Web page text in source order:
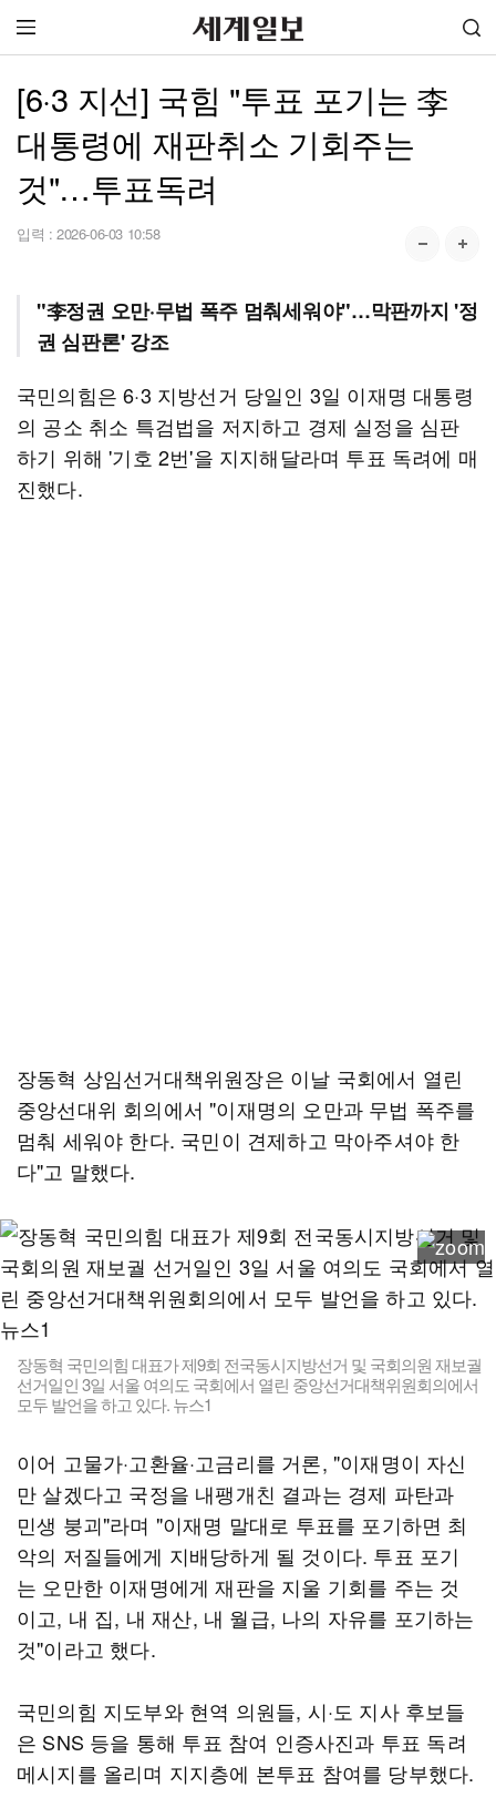
[6·3 지선] 국힘 "투표 포기는 李
대통령에 재판취소 기회주는
것"…투표독려
입력 : 2026-06-03 10:58
"李정권 오만·무법 폭주 멈춰세워야"…막판까지 '정
권 심판론' 강조
국민의힘은 6·3 지방선거 당일인 3일 이재명 대통령
의 공소 취소 특검법을 저지하고 경제 실정을 심판
하기 위해 '기호 2번'을 지지해달라며 투표 독려에 매
진했다.
장동혁 상임선거대책위원장은 이날 국회에서 열린
중앙선대위 회의에서 "이재명의 오만과 무법 폭주를
멈춰 세워야 한다. 국민이 견제하고 막아주셔야 한
다"고 말했다.
장동혁 국민의힘 대표가 제9회 전국동시지방선거 및 국회의원 재보궐
선거일인 3일 서울 여의도 국회에서 열린 중앙선거대책위원회의에서
모두 발언을 하고 있다. 뉴스1
이어 고물가·고환율·고금리를 거론, "이재명이 자신
만 살겠다고 국정을 내팽개친 결과는 경제 파탄과
민생 붕괴"라며 "이재명 말대로 투표를 포기하면 최
악의 저질들에게 지배당하게 될 것이다. 투표 포기
는 오만한 이재명에게 재판을 지울 기회를 주는 것
이고, 내 집, 내 재산, 내 월급, 나의 자유를 포기하는
것"이라고 했다.
국민의힘 지도부와 현역 의원들, 시·도 지사 후보들
은 SNS 등을 통해 투표 참여 인증사진과 투표 독려
메시지를 올리며 지지층에 본투표 참여를 당부했다.